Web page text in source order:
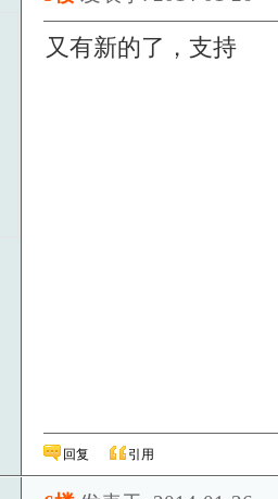
又有新的了，支持
回复 引用